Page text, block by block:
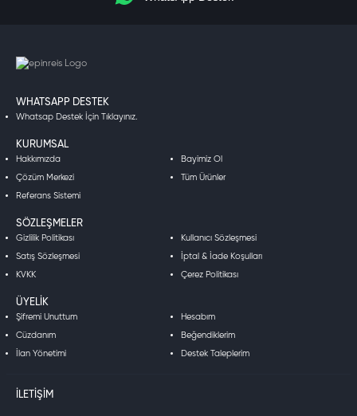
WHATSAPP DESTEK
Whatsap Destek İçin Tıklayınız.
KURUMSAL
Hakkımızda Bayimiz Ol
Çözüm Merkezi Tüm Ürünler
Referans Sistemi
SÖZLEŞMELER
Gizlilik Politikası Kullanıcı Sözleşmesi
Satış Sözleşmesi İptal & İade Koşulları
KVKK Çerez Politikası
ÜYELIK
Şifremi Unuttum Hesabım
Cüzdanım Beğendiklerim
İlan Yönetimi Destek Taleplerim
İLETIŞIM